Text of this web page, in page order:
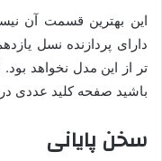
دارای پردازنده نسل
باشید صفحه کلید عددی
سخن پایانی